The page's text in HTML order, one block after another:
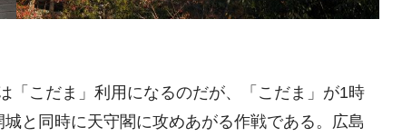
「こだま」利用になるのだが、「こだま」が1時
と同時に天守閣に攻めあがる作戦である。広島